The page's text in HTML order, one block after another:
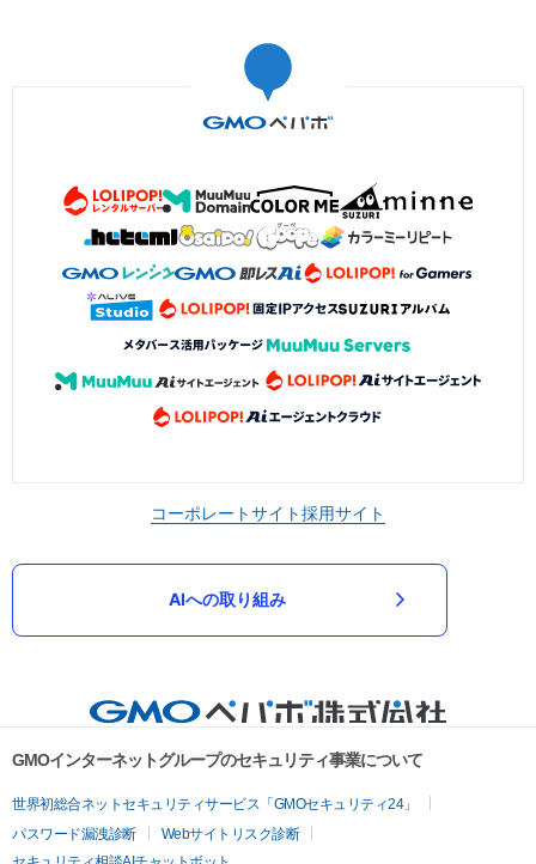
コーポレートサイト採用サイト
AIへの取り組み
GMOインターネットグループのセキュリティ事業について
世界初総合ネットセキュリティサービス「GMOセキュリティ24」
パスワード漏洩診断
Webサイトリスク診断